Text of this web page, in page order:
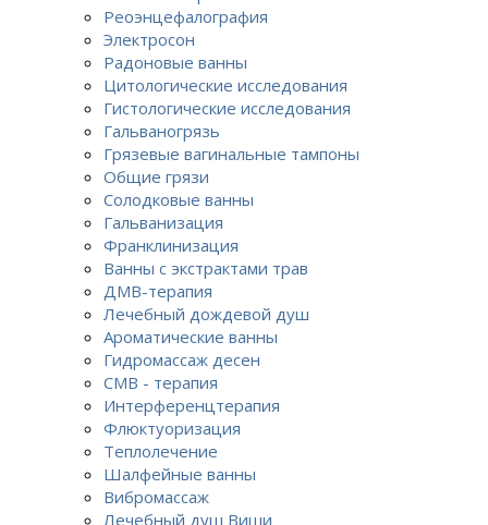
Реоэнцефалография
Электросон
Радоновые ванны
Цитологические исследования
Гистологические исследования
Гальваногрязь
Грязевые вагинальные тампоны
Общие грязи
Солодковые ванны
Гальванизация
Франклинизация
Ванны с экстрактами трав
ДМВ-терапия
Лечебный дождевой душ
Ароматические ванны
Гидромассаж десен
СМВ - терапия
Интерференцтерапия
Флюктуоризация
Теплолечение
Шалфейные ванны
Вибромассаж
Лечебный душ Виши